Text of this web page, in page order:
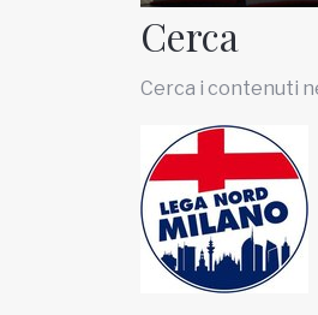
Iscriviti alla newsletter
www.viveremilano.info
Fondato e diretto da Enzo De
Cerca
Cerca i contenuti